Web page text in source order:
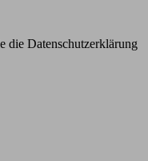
die Datenschutzerklärung